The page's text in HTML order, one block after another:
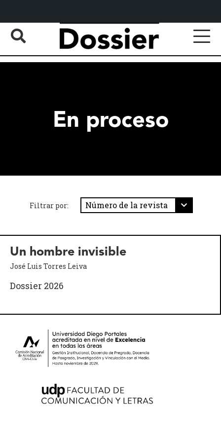
En proceso
Filtrar por:
Un hombre invisible
José Luis Torres Leiva
Dossier 2026